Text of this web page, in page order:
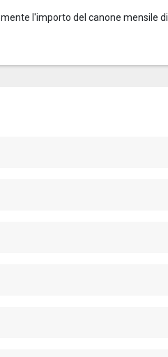
l'importo del canone mensile di